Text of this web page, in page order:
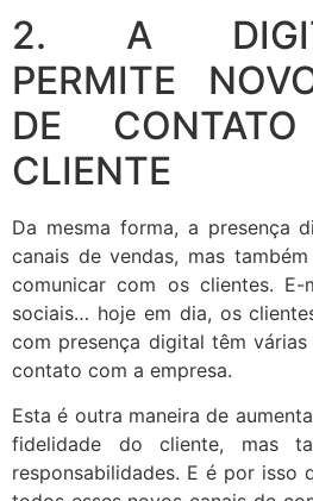
2. A
PERMITE
DE
CLIENTE
Da mesma forma, a presença
canais de vendas, mas
comunicar com os clientes. E-
sociais… hoje em dia, os
com presença digital têm
contato com a empresa.
Esta é outra maneira de
fidelidade do cliente, mas
responsabilidades. E é por isso